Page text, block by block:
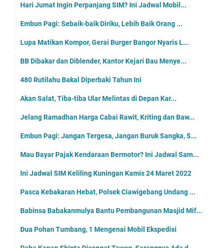
Hari Jumat Ingin Perpanjang SIM? Ini Jadwal Mobil...
Embun Pagi: Sebaik-baik Diriku, Lebih Baik Orang ...
Lupa Matikan Kompor, Gerai Burger Bangor Nyaris L...
BB Dibakar dan Diblender, Kantor Kejari Bau Menye...
480 Rutilahu Bakal Diperbaki Tahun Ini
Akan Salat, Tiba-tiba Ular Melintas di Depan Kar...
Jelang Ramadhan Harga Cabai Rawit, Kriting dan Baw...
Embun Pagi: Jangan Tergesa, Jangan Buruk Sangka, S...
Mau Bayar Pajak Kendaraan Bermotor? Ini Jadwal Sam...
Ini Jadwal SIM Keliling Kuningan Kamis 24 Maret 2022
Pasca Kebakaran Hebat, Polsek Ciawigebang Undang ...
Babinsa Babakanmulya Bantu Pembangunan Masjid Mif...
Dua Pohan Tumbang, 1 Mengenai Mobil Ekspedisi